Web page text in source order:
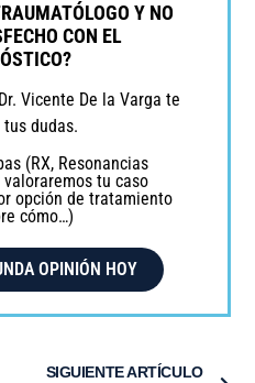
Y NO
CON EL
Vicente De la Varga te
dudas.
(RX, Resonancias
tu caso
opción de tratamiento
cómo…)
OPINIÓN HOY
SIGUIENTE ARTÍCULO